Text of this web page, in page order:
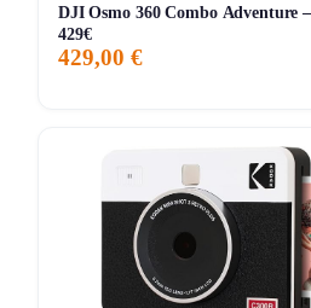
235 giorni di monitoraggio
599,00€494,04€
DJI Osmo 360 Combo Adventure
429€
429,00 €